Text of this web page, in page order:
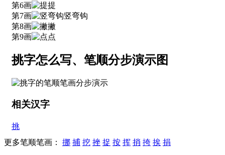
第6画
提
第7画
竖弯钩
第8画
撇
第9画
点
挑字怎么写、笔顺分步演示图
相关汉字
挑
更多笔顺笔画： 挪 捕 挖 挫 捉 按 挥 捎 挎 挨 捐